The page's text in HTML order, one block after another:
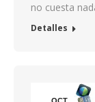
no cuesta
Detalles